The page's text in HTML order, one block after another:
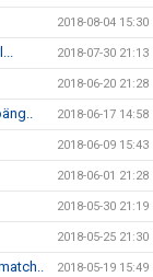
2018-08-04 15:30
2018-07-30 21:13
2018-06-20 21:28
2018-06-17 14:58
2018-06-09 15:43
2018-06-01 21:28
2018-05-30 21:19
2018-05-25 21:30
2018-05-19 15:49